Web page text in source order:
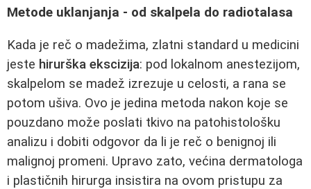
Metode uklanjanja - od skalpela do radiotalasa
Kada je reč o madežima, zlatni standard u medicini
jeste hirurška ekscizija: pod lokalnom anestezijom,
skalpelom se madež izrezuje u celosti, a rana se
potom ušiva. Ovo je jedina metoda nakon koje se
pouzdano može poslati tkivo na patohistološku
analizu i dobiti odgovor da li je reč o benignoj ili
malignoj promeni. Upravo zato, većina dermatologa
i plastičnih hirurga insistira na ovom pristupu za